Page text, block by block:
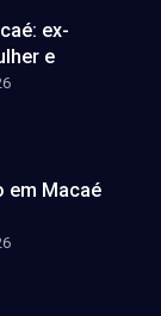
ex-
e
em Macaé